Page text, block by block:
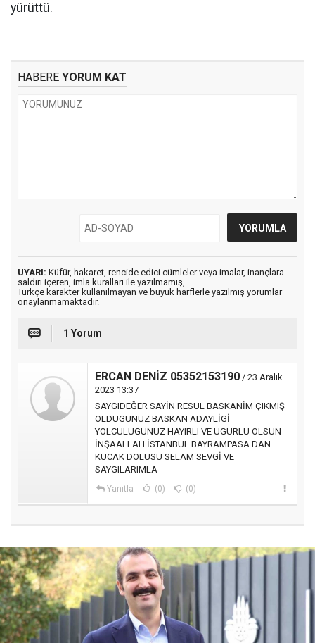
yürüttü.
HABERE YORUM KAT
UYARI: Küfür, hakaret, rencide edici cümleler veya imalar, inançlara
saldırı içeren, imla kuralları ile yazılmamış,
Türkçe karakter kullanılmayan ve büyük harflerle yazılmış yorumlar
onaylanmamaktadır.
1 Yorum
ERCAN DENİZ 05352153190 / 23 Aralık
2023 13:37
SAYGIDEĞER SAYİN RESUL BASKANİM ÇIKMIŞ
OLDUGUNUZ BASKAN ADAYLİGİ
YOLCULUGUNUZ HAYIRLI VE UGURLU OLSUN
İNŞAALLAH İSTANBUL BAYRAMPASA DAN
KUCAK DOLUSU SELAM SEVGİ VE
SAYGILARIMLA
Yanıtla (0) (0)